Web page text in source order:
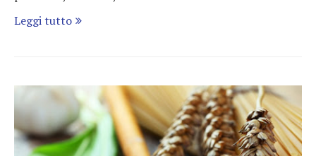
Leggi tutto